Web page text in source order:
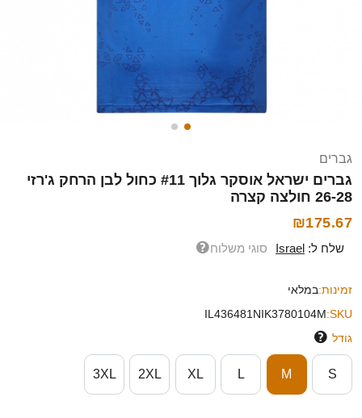
גברים
גברים ישראל אוסקר גלוך #11 כחול לבן הרחק ג'רזי
26-28 חולצה קצרה
₪175.67
שלח ל: Israel סוגי משלוח
זמינות:במלאי
SKU:
IL436481NIK3780104M
גודל
S
M
L
XL
2XL
3XL